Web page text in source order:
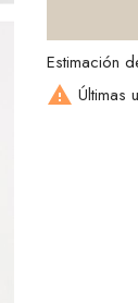
Estimación
 Últimas